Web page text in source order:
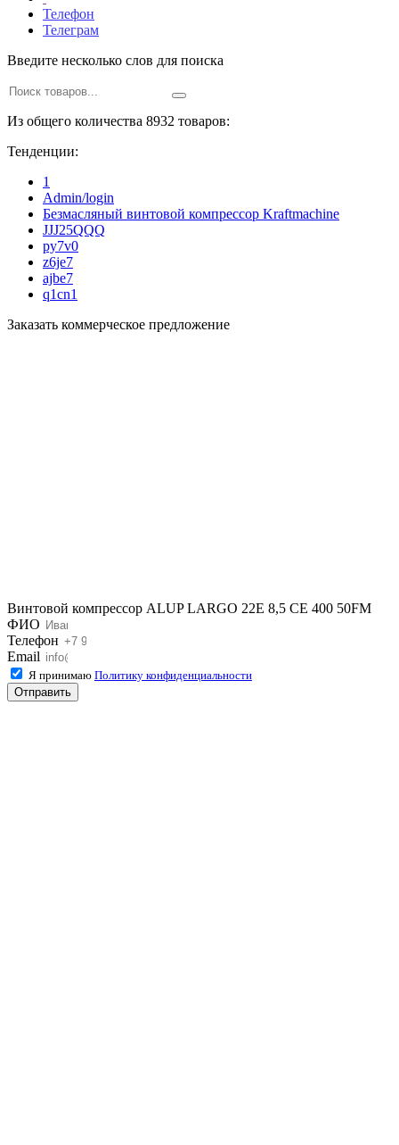
Телефон
Телеграм
Введите несколько слов для поиска
Из общего количества 8932 товаров:
Тенденции:
1
Admin/login
Безмасляный винтовой компрессор Kraftmaсhine
JJJ25QQQ
py7v0
z6je7
ajbe7
q1cn1
Заказать коммерческое предложение
Винтовой компрессор ALUP LARGO 22E 8,5 CE 400 50FM
ФИО
Телефон
Email
Я принимаю Политику конфиденциальности
Отправить